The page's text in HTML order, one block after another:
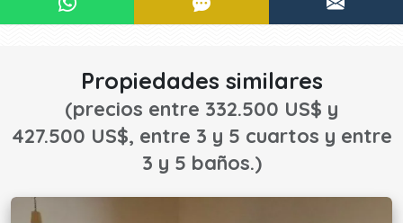
¡CONTACTE AHORA!
Propiedades similares
(precios entre 332.500 US$ y
427.500 US$, entre 3 y 5 cuartos y entre
3 y 5 baños.)